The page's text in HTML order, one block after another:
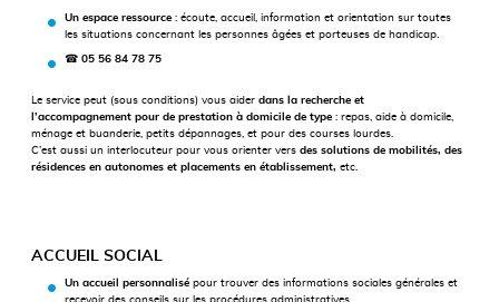
Un espace ressource : écoute, accueil, information et orientation sur toutes
les situations concernant les personnes âgées et porteuses de handicap.
☎ 05 56 84 78 75
Le service peut (sous conditions) vous aiderdans la recherche et
l’accompagnement pour de prestation à domicile de type : repas, aide à domicile,
ménage et buanderie, petits dépannages, et pour des courses lourdes.
C’est aussi un interlocuteur pour vous orienter versdes solutions de mobilités, des
résidences en autonomes et placements en établissement, etc.
ACCUEIL SOCIAL
Un accueil personnalisé pour trouver des informations sociales générales et
recevoir des conseils sur les procédures administratives.